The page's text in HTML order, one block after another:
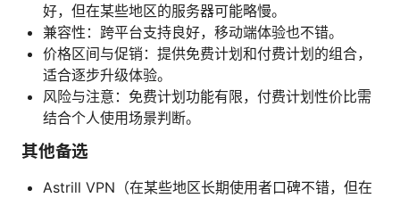
好，但在某些地区的服务器可能略慢。
兼容性：跨平台支持良好，移动端体验也不错。
价格区间与促销：提供免费计划和付费计划的组合，
适合逐步升级体验。
风险与注意：免费计划功能有限，付费计划性价比需
结合个人使用场景判断。
其他备选
Astrill VPN（在某些地区长期使用者口碑不错，但在